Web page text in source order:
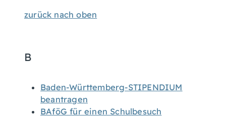
zurück nach oben
B
Baden-Württemberg-STIPENDIUM
beantragen
BAföG für einen Schulbesuch